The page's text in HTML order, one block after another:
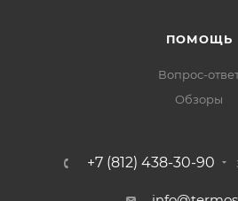
ПОМОЩЬ
Вопрос-
Обзоры
+7 (812) 438-30-90